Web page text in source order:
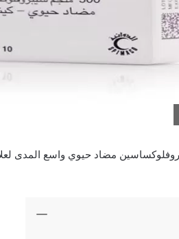
مضاد حيوي واسع المدى